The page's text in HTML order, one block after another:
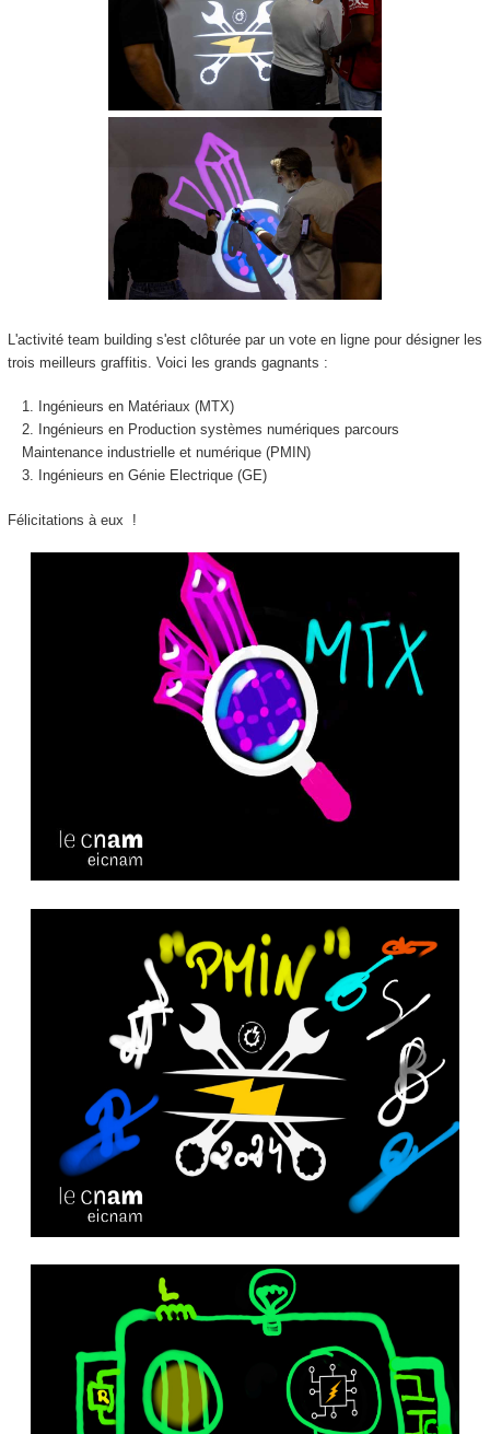
L'activité team building s'est clôturée par un vote en ligne pour désigner les
trois meilleurs graffitis. Voici les grands gagnants :
Ingénieurs en Matériaux (MTX)
Ingénieurs en Production systèmes numériques parcours
Maintenance industrielle et numérique (PMIN)
Ingénieurs en Génie Electrique (GE)
Félicitations à eux !